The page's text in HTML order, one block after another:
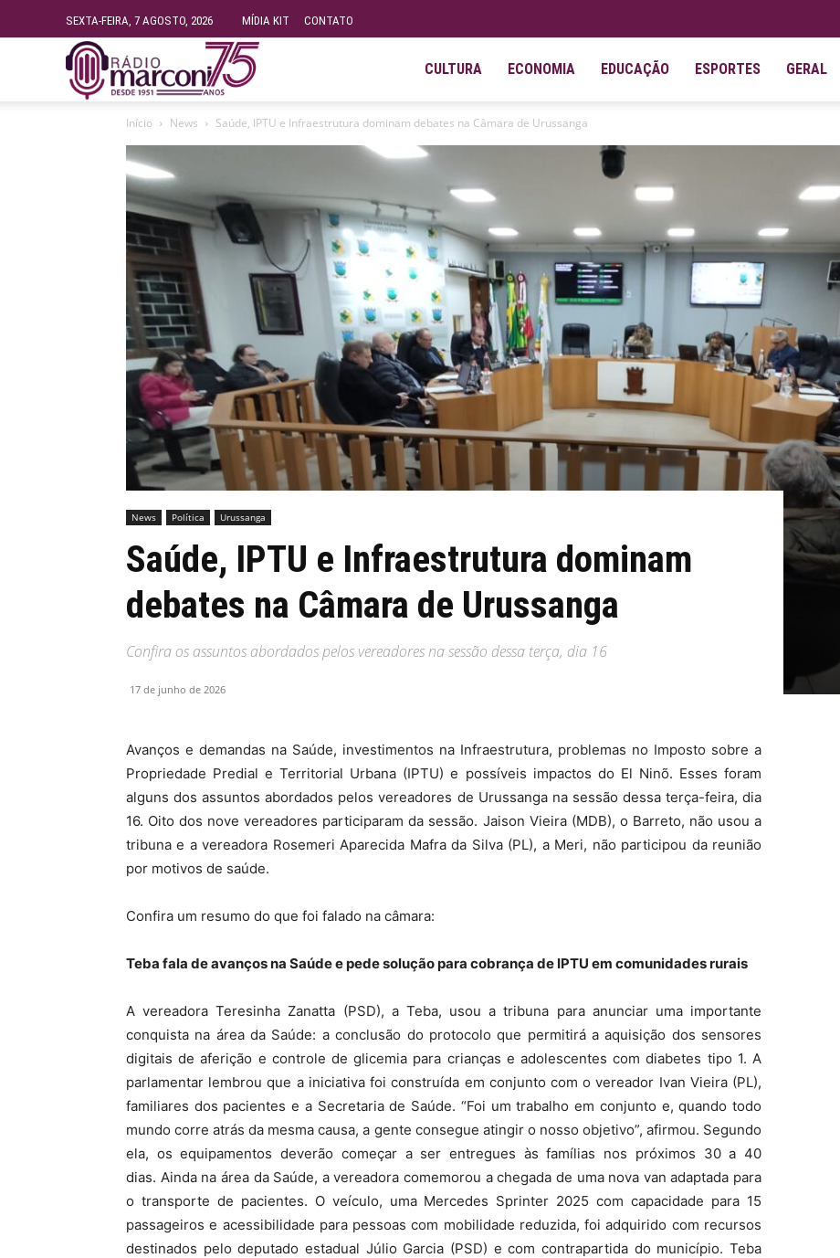
SEXTA-FEIRA, 7 AGOSTO, 2026 MÍDIA KIT CONTATO
Fundação
Marconi
–
FM
99.9
MHZ
CULTURA ECONOMIA EDUCAÇÃO ESPORTES GERAL
Início News Saúde, IPTU e Infraestrutura dominam debates na Câmara de Urussanga
News Política Urussanga
Saúde, IPTU e Infraestrutura dominam
debates na Câmara de Urussanga
Confira os assuntos abordados pelos vereadores na sessão dessa terça, dia 16
17 de junho de 2026
Avanços e demandas na Saúde, investimentos na Infraestrutura, problemas no Imposto sobre a
Propriedade Predial e Territorial Urbana (IPTU) e possíveis impactos do El Ninõ. Esses foram
alguns dos assuntos abordados pelos vereadores de Urussanga na sessão dessa terça-feira, dia
16. Oito dos nove vereadores participaram da sessão. Jaison Vieira (MDB), o Barreto, não usou a
tribuna e a vereadora Rosemeri Aparecida Mafra da Silva (PL), a Meri, não participou da reunião
por motivos de saúde.
Confira um resumo do que foi falado na câmara:
Teba fala de avanços na Saúde e pede solução para cobrança de IPTU em comunidades rurais
A vereadora Teresinha Zanatta (PSD), a Teba, usou a tribuna para anunciar uma importante
conquista na área da Saúde: a conclusão do protocolo que permitirá a aquisição dos sensores
digitais de aferição e controle de glicemia para crianças e adolescentes com diabetes tipo 1. A
parlamentar lembrou que a iniciativa foi construída em conjunto com o vereador Ivan Vieira (PL),
familiares dos pacientes e a Secretaria de Saúde. “Foi um trabalho em conjunto e, quando todo
mundo corre atrás da mesma causa, a gente consegue atingir o nosso objetivo”, afirmou. Segundo
ela, os equipamentos deverão começar a ser entregues às famílias nos próximos 30 a 40
dias. Ainda na área da Saúde, a vereadora comemorou a chegada de uma nova van adaptada para
o transporte de pacientes. O veículo, uma Mercedes Sprinter 2025 com capacidade para 15
passageiros e acessibilidade para pessoas com mobilidade reduzida, foi adquirido com recursos
destinados pelo deputado estadual Júlio Garcia (PSD) e com contrapartida do município. Teba